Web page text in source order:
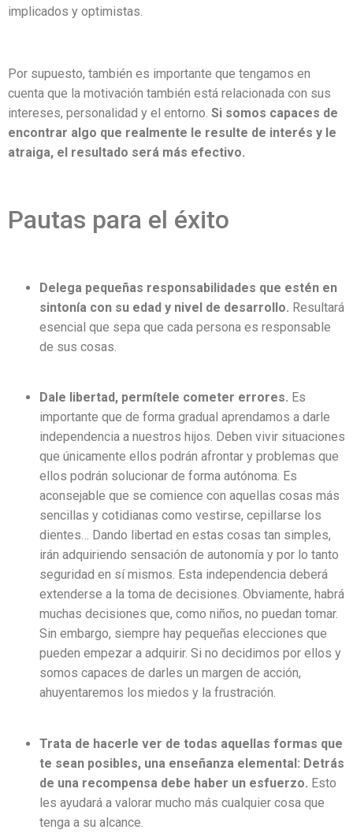
implicados y optimistas.
Por supuesto, también es importante que tengamos en
cuenta que la motivación también está relacionada con sus
intereses, personalidad y el entorno. Si somos capaces de
encontrar algo que realmente le resulte de interés y le
atraiga, el resultado será más efectivo.
Pautas para el éxito
Delega pequeñas responsabilidades que estén en
sintonía con su edad y nivel de desarrollo. Resultará
esencial que sepa que cada persona es responsable
de sus cosas.
Dale libertad, permítele cometer errores. Es
importante que de forma gradual aprendamos a darle
independencia a nuestros hijos. Deben vivir situaciones
que únicamente ellos podrán afrontar y problemas que
ellos podrán solucionar de forma autónoma. Es
aconsejable que se comience con aquellas cosas más
sencillas y cotidianas como vestirse, cepillarse los
dientes… Dando libertad en estas cosas tan simples,
irán adquiriendo sensación de autonomía y por lo tanto
seguridad en sí mismos. Esta independencia deberá
extenderse a la toma de decisiones. Obviamente, habrá
muchas decisiones que, como niños, no puedan tomar.
Sin embargo, siempre hay pequeñas elecciones que
pueden empezar a adquirir. Si no decidimos por ellos y
somos capaces de darles un margen de acción,
ahuyentaremos los miedos y la frustración.
Trata de hacerle ver de todas aquellas formas que
te sean posibles, una enseñanza elemental: Detrás
de una recompensa debe haber un esfuerzo. Esto
les ayudará a valorar mucho más cualquier cosa que
tenga a su alcance.